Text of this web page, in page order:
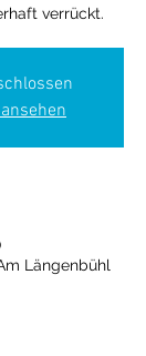
verrückt.
Längenbühl